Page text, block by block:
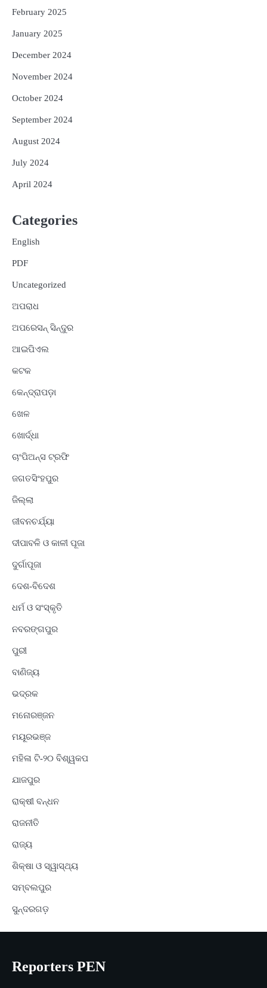
February 2025
January 2025
December 2024
November 2024
October 2024
September 2024
August 2024
July 2024
April 2024
Categories
English
PDF
Uncategorized
ଅପରାଧ
ଅପରେସନ୍ ସିନ୍ଦୁର
ଆଇପିଏଲ
କଟକ
କେନ୍ଦ୍ରାପଡ଼ା
ଖେଳ
ଖୋର୍ଦ୍ଧା
ଚାଂପିଅନ୍ସ ଟ୍ରଫି
ଜଗତସିଂହପୁର
ଜିଲ୍ଲା
ଜୀବନଚର୍ଯ୍ୟା
ଦୀପାବଳି ଓ କାଳୀ ପୂଜା
ଦୁର୍ଗାପୂଜା
ଦେଶ-ବିଦେଶ
ଧର୍ମ ଓ ସଂସ୍କୃତି
ନବରଙ୍ଗପୁର
ପୁରୀ
ବାଣିଜ୍ୟ
ଭଦ୍ରକ
ମନୋରଞ୍ଜନ
ମୟୂରଭଞ୍ଜ
ମହିଳା ଟି-୨୦ ବିଶ୍ୱକପ
ଯାଜପୁର
ରାକ୍ଷୀ ବନ୍ଧନ
ରାଜନୀତି
ରାଜ୍ୟ
ଶିକ୍ଷା ଓ ସ୍ୱାସ୍ଥ୍ୟ
ସମ୍ବଲପୁର
ସୁନ୍ଦରଗଡ଼
Reporters PEN